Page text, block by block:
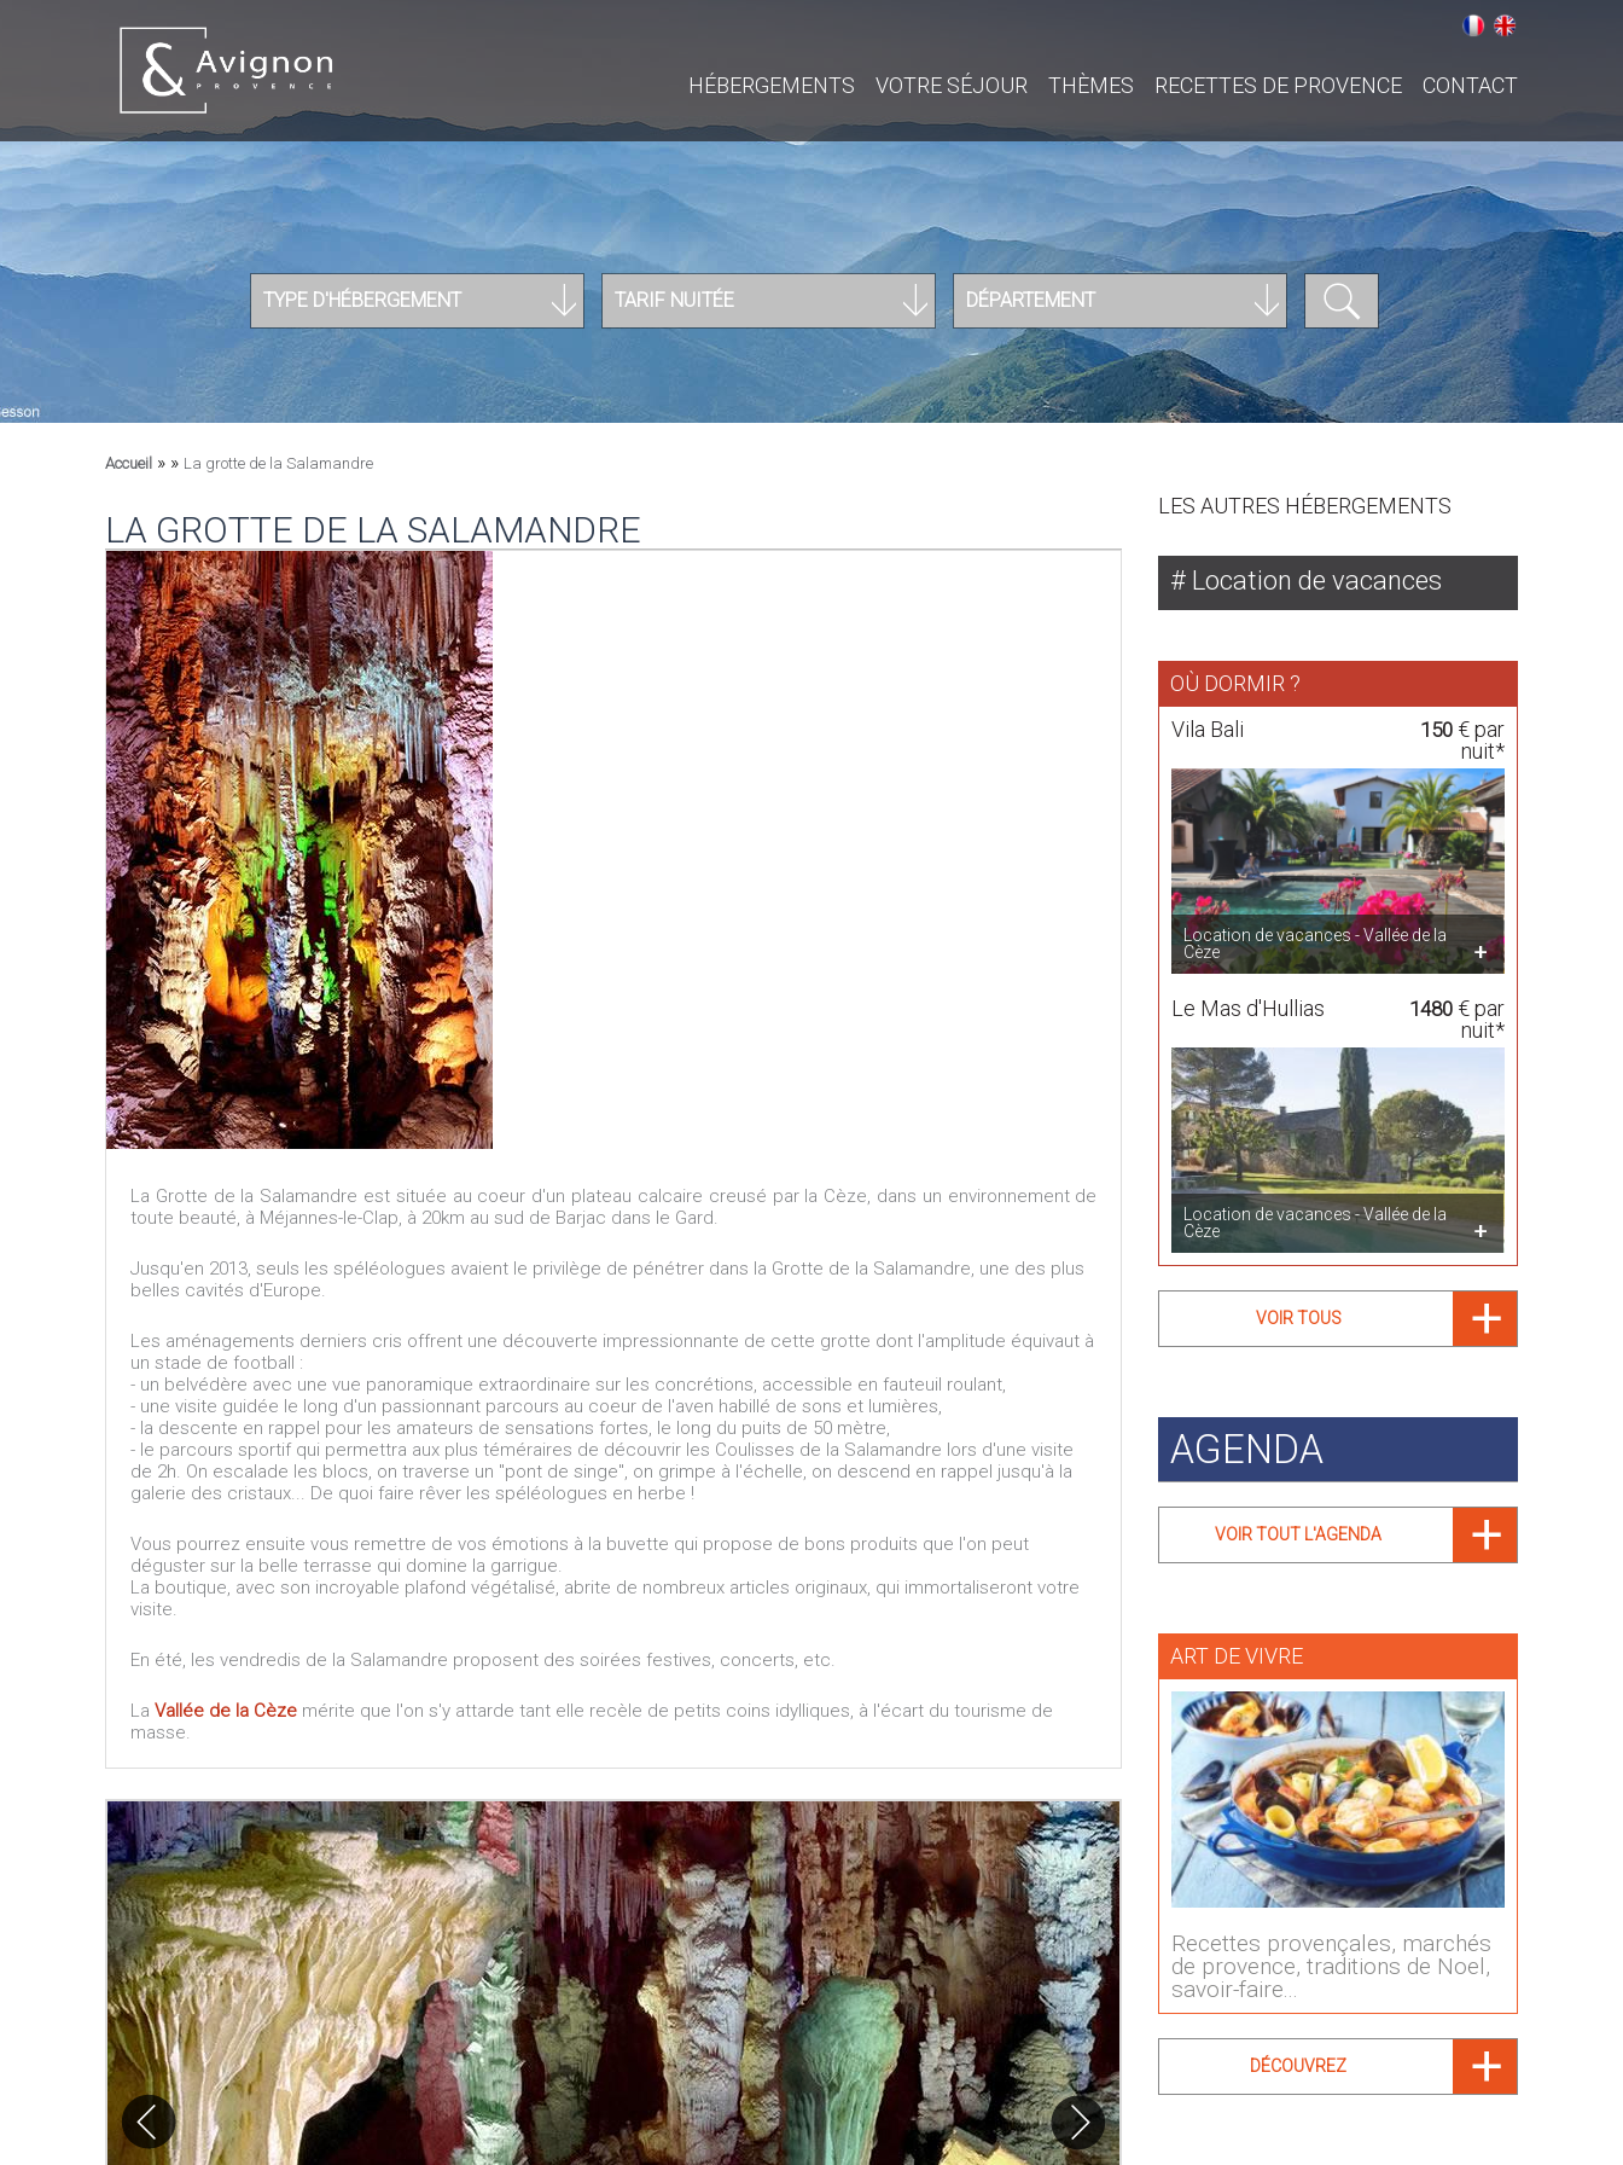
HÉBERGEMENTS VOTRE SÉJOUR THÈMES RECETTES DE PROVENCE CONTACT
TYPE D'HÉBERGEMENT TARIF NUITÉE DÉPARTEMENT
Accueil » » La grotte de la Salamandre
LA GROTTE DE LA SALAMANDRE
La Grotte de la Salamandre est située au coeur d'un plateau calcaire creusé par la Cèze, dans un environnement de
toute beauté, à Méjannes-le-Clap, à 20km au sud de Barjac dans le Gard.
Jusqu'en 2013, seuls les spéléologues avaient le privilège de pénétrer dans la Grotte de la Salamandre, une des plus
belles cavités d'Europe.
Les aménagements derniers cris offrent une découverte impressionnante de cette grotte dont l'amplitude équivaut à
un stade de football :
- un belvédère avec une vue panoramique extraordinaire sur les concrétions, accessible en fauteuil roulant,
- une visite guidée le long d'un passionnant parcours au coeur de l'aven habillé de sons et lumières,
- la descente en rappel pour les amateurs de sensations fortes, le long du puits de 50 mètre,
- le parcours sportif qui permettra aux plus téméraires de découvrir les Coulisses de la Salamandre lors d'une visite
de 2h. On escalade les blocs, on traverse un "pont de singe", on grimpe à l'échelle, on descend en rappel jusqu'à la
galerie des cristaux... De quoi faire rêver les spéléologues en herbe !
Vous pourrez ensuite vous remettre de vos émotions à la buvette qui propose de bons produits que l'on peut
déguster sur la belle terrasse qui domine la garrigue.
La boutique, avec son incroyable plafond végétalisé, abrite de nombreux articles originaux, qui immortaliseront votre
visite.
En été, les vendredis de la Salamandre proposent des soirées festives, concerts, etc.
La Vallée de la Cèze mérite que l'on s'y attarde tant elle recèle de petits coins idylliques, à l'écart du tourisme de
masse.
LES AUTRES HÉBERGEMENTS
Location de vacances
OÙ DORMIR ?
Vila Bali
150€ par
nuit*
Location de vacances - Vallée de la
Cèze
Le Mas d'Hullias 1480€ par
nuit*
Location de vacances - Vallée de la
Cèze
VOIR TOUS
AGENDA
VOIR TOUT L'AGENDA
ART DE VIVRE
Recettes provençales, marchés
de provence, traditions de Noel,
savoir-faire...
DÉCOUVREZ